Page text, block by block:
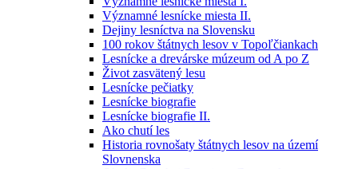
Významné lesnícke miesta II.
Dejiny lesníctva na Slovensku
100 rokov štátnych lesov v Topoľčiankach
Lesnícke a drevárske múzeum od A po Z
Život zasvätený lesu
Lesnícke pečiatky
Lesnícke biografie
Lesnícke biografie II.
Ako chutí les
Historia rovnošaty štátnych lesov na území
Slovnenska